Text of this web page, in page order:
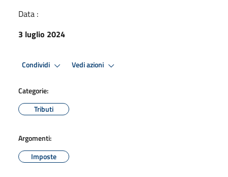
Data :
3 luglio 2024
Condividi Vedi azioni
Categorie:
Tributi
Argomenti:
Imposte